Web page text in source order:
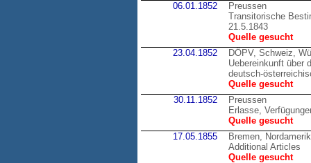
06.01.1852
Preussen
Transitorische
21.5.1843
Quelle gesucht
23.04.1852
DÖPV, Schweiz,
Uebereinkunft über
deutsch-
Quelle gesucht
30.11.1852
Preussen
Erlasse,
Quelle gesucht
17.05.1855
Bremen,
Additional Articles
Quelle gesucht